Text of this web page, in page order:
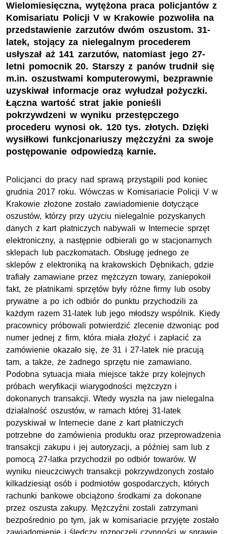
Wielomiesięczna, wytężona praca policjantów z
Komisariatu Policji V w Krakowie pozwoliła na
przedstawienie zarzutów dwóm oszustom. 31-
latek, stojący za nielegalnym procederem
usłyszał aż 141 zarzutów, natomiast jego 27-
letni pomocnik 20. Starszy z panów trudnił się
m.in. oszustwami komputerowymi, bezprawnie
uzyskiwał informacje oraz wyłudzał pożyczki.
Łączna wartość strat jakie ponieśli
pokrzywdzeni w wyniku przestępczego
procederu wynosi ok. 120 tys. złotych. Dzięki
wysiłkowi funkcjonariuszy mężczyźni za swoje
postępowanie odpowiedzą karnie.
Policjanci do pracy nad sprawą przystąpili pod koniec
grudnia 2017 roku. Wówczas w Komisariacie Policji V w
Krakowie złożone zostało zawiadomienie dotyczące
oszustów, którzy przy użyciu nielegalnie pozyskanych
danych z kart płatniczych nabywali w Internecie sprzęt
elektroniczny, a następnie odbierali go w stacjonarnych
sklepach lub paczkomatach. Obsługę jednego ze
sklepów z elektroniką na krakowskich Dębnikach, gdzie
trafiały zamawiane przez mężczyzn towary, zaniepokoił
fakt, że płatnikami sprzętów były różne firmy lub osoby
prywatne a po ich odbiór do punktu przychodzili za
każdym razem 31-latek lub jego młodszy wspólnik. Kiedy
pracownicy próbowali potwierdzić zlecenie dzwoniąc pod
numer jednej z firm, która miała złożyć i zapłacić za
zamówienie okazało się, że 31 i 27-latek nie pracują
tam, a także, że żadnego sprzętu nie zamawiano.
Podobna sytuacja miała miejsce także przy kolejnych
próbach weryfikacji wiarygodności mężczyzn i
dokonanych transakcji. Wtedy wyszła na jaw nielegalna
działalność oszustów, w ramach której 31-latek
pozyskiwał w Internecie dane z kart płatniczych
potrzebne do zamówienia produktu oraz przeprowadzenia
transakcji zakupu i jej autoryzacji, a później sam lub z
pomocą 27-latka przychodził po odbiór towarów. W
wyniku nieuczciwych transakcji pokrzywdzonych zostało
kilkadziesiąt osób i podmiotów gospodarczych, których
rachunki bankowe obciążono środkami za dokonane
przez oszusta zakupy. Mężczyźni zostali zatrzymani
bezpośrednio po tym, jak w komisariacie przyjęte zostało